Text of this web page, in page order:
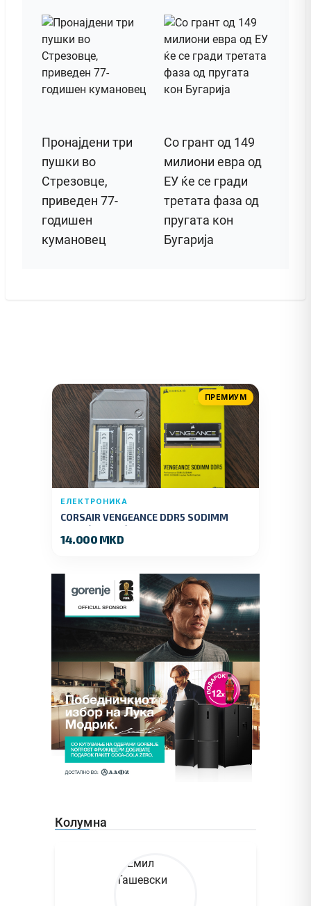
Пронајдени три
пушки во
Стрезовце,
приведен 77-
годишен
кумановец
Со грант од 149
милиони евра од
ЕУ ќе се гради
третата фаза од
пругата кон
Бугарија
ПРЕМИУМ
ЕЛЕКТРОНИКА
CORSAIR VENGEANCE DDR5 SODIMM
32GB (2x16GB) DDR5 4800MT/s
14.000 MKD
Колумна